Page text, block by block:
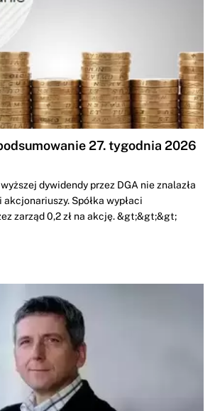
27. tygodnia 2026
dywidendy przez DGA nie znalazła
Spółka wypłaci
zarząd 0,2 zł na akcję. &gt;&gt;&gt;